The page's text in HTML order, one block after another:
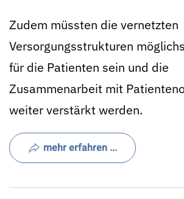
Zudem müssten die vernetzten
Versorgungsstrukturen
für die Patienten sein und die
Zusammenarbeit mit
weiter verstärkt werden.
mehr erfahren ...